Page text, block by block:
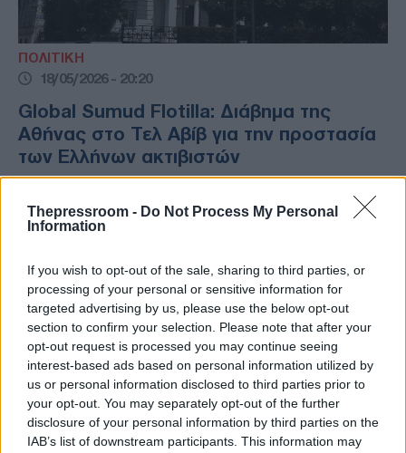
Thepressroom - Do Not Process My Personal
Information
If you wish to opt-out of the sale, sharing to third parties, or
processing of your personal or sensitive information for
targeted advertising by us, please use the below opt-out
section to confirm your selection. Please note that after your
opt-out request is processed you may continue seeing
interest-based ads based on personal information utilized by
us or personal information disclosed to third parties prior to
your opt-out. You may separately opt-out of the further
disclosure of your personal information by third parties on the
IAB’s list of downstream participants. This information may
ΠΟΛΙΤΙΚΗ
18/05/2026 - 20:20
Global Sumud Flotilla: Διάβημα της
Αθήνας στο Τελ Αβίβ για την προστασία
των Ελλήνων ακτιβιστών
προχώρησε το ελληνικό Υπουργείο
Εξωτερικών, με σκοπό τη διασφάλιση της
πολιτών που επιβαίνουν στον διεθνή
στολίσκο «Global Sumud Flotilla», ο οποίος
κατευθύνεται προς τη Λωρίδα της Γάζας.